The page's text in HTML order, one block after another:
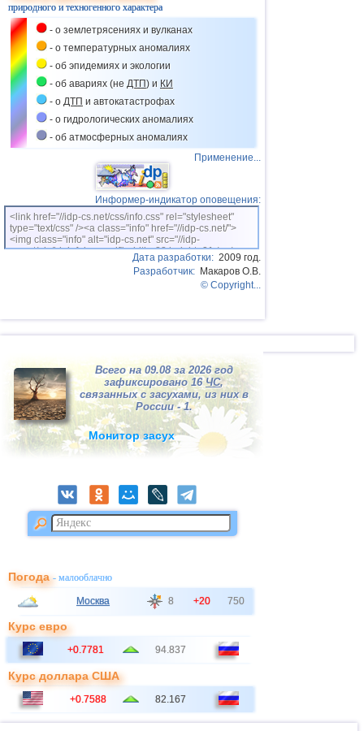
природного и техногенного характера
- о землетрясениях и вулканах
- о температурных аномалиях
- об эпидемиях и экологии
- об авариях (не ДТП) и КИ
- о ДТП и автокатастрофах
- о гидрологических аномалиях
- об атмосферных аномалиях
Применение...
Информер-индикатор оповещения:
<link href="//idp-cs.net/css/info.css" rel="stylesheet"
type="text/css" /><a class="info" href="//idp-cs.net/">
<img class="info" alt="idp-cs.net" src="//idp-
cs.net/pix/idpinfok_sm.gif" width=88 height=31 /></a>
Дата разработки: 2009 год.
Разработчик: Макаров О.В.
© Copyright...
Всего на 09.08 за 2026 год
зафиксировано 16ЧС,
связанных с засухами, из них в
России - 1.
Монитор засух
Погода- малооблачно
Москва 8 +20 750
Курс евро
+0.7781 94.837
Курс доллара США
+0.7588 82.167